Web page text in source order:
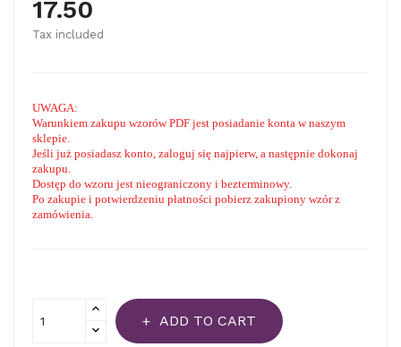
17.50
Tax included
UWAGA:
Warunkiem zakupu wzorów PDF jest posiadanie konta w naszym
sklepie.
Jeśli już posiadasz konto, zaloguj się najpierw, a następnie dokonaj
zakupu.
Dostęp do wzoru jest nieograniczony i bezterminowy.
Po zakupie i potwierdzeniu płatności pobierz zakupiony wzór z
zamówienia.
ADD TO CART